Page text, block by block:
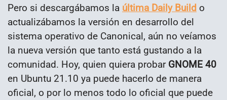
Pero si descargábamos la última Daily Build o
actualizábamos la versión en desarrollo del
sistema operativo de Canonical, aún no veíamos
la nueva versión que tanto está gustando a la
comunidad. Hoy, quien quiera probar GNOME 40
en Ubuntu 21.10 ya puede hacerlo de manera
oficial, o por lo menos todo lo oficial que puede